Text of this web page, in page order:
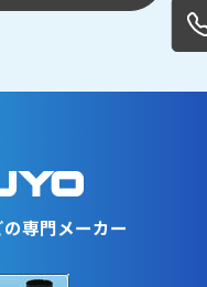
専門メーカー